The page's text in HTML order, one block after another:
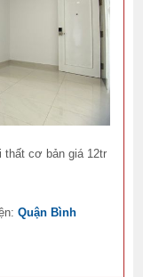
thất cơ bản giá 12tr
Quận Bình